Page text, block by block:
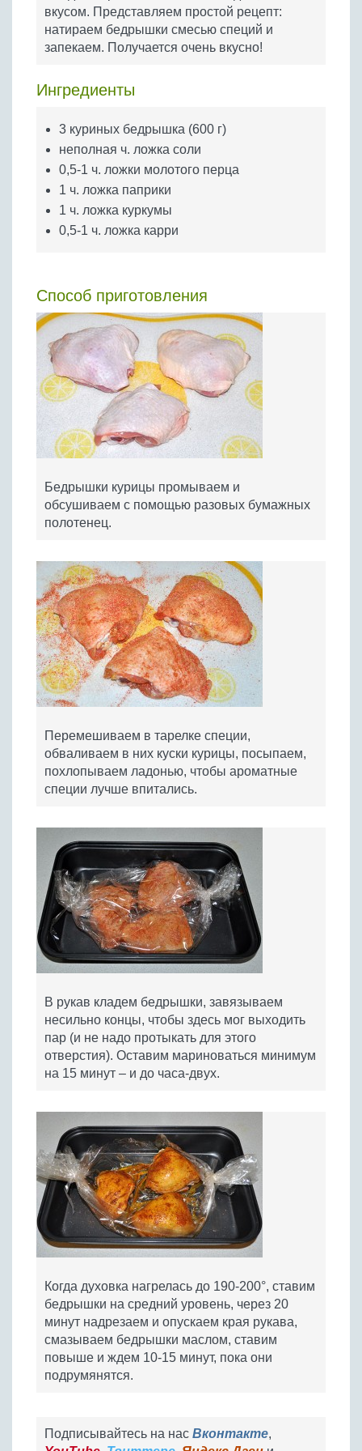
Бобовые
Яйца
вкусом. Представляем простой рецепт:
натираем бедрышки смесью специй и
запекаем. Получается очень вкусно!
Ингредиенты
3 куриных бедрышка (600 г)
неполная ч. ложка соли
0,5-1 ч. ложки молотого перца
1 ч. ложка паприки
1 ч. ложка куркумы
0,5-1 ч. ложка карри
Способ приготовления
Бедрышки курицы промываем и
обсушиваем с помощью разовых бумажных
полотенец.
Перемешиваем в тарелке специи,
обваливаем в них куски курицы, посыпаем,
похлопываем ладонью, чтобы ароматные
специи лучше впитались.
В рукав кладем бедрышки, завязываем
несильно концы, чтобы здесь мог выходить
пар (и не надо протыкать для этого
отверстия). Оставим мариноваться минимум
на 15 минут – и до часа-двух.
Когда духовка нагрелась до 190-200°, ставим
бедрышки на средний уровень, через 20
минут надрезаем и опускаем края рукава,
смазываем бедрышки маслом, ставим
повыше и ждем 10-15 минут, пока они
подрумянятся.
Подписывайтесь на нас Вконтакте,